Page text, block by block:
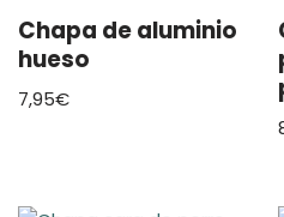
Chapa de aluminio
hueso
7,95€